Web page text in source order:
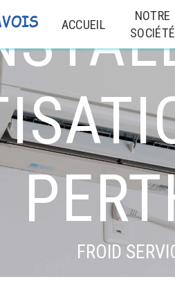
ACCUEIL
NOTRE
SOCIÉTÉ
FROID